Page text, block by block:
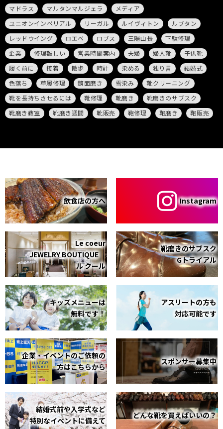
マドラス
マルタンマルジェラ
メディア
ユニオンインペリアル
リーガル ルイヴィトン
ルブタン
レッドウイング
ロエベ ロブス 三陽山長
下駄修理
企業
修理難しい 営業時間案内 夫婦 婦人靴
子供靴
履く前に
接着 散歩 時計 染める 独り言
結婚式
色落ち
草履修理 鏡面磨き 雪染み
靴クリーニング
靴を長持ちさせるには
靴修理 靴磨き
靴磨きのサブスク
靴磨き教室
靴磨き週間 靴販売 鞄修理 鞄磨き 鞄販売
飲食店の方へ Instagram
Le coeur
JEWELRY BOUTIQUE
ル クール
靴磨きのサブスク
Gトライアル
キッズメニューは
無料です！
アスリートの方も
対応可能です
企業・イベントのご依頼の
方はこちらから
スポンサー募集中
結婚式前や入学式など
特別なイベントに備えて
どんな靴を買えばいいの？